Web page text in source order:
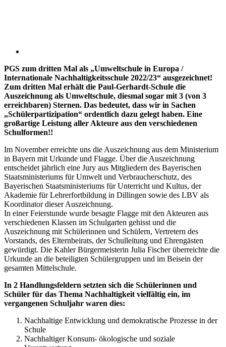
PGS zum dritten Mal als „Umweltschule in Europa /
Internationale Nachhaltigkeitsschule 2022/23“ ausgezeichnet!
Zum dritten Mal erhält die Paul-Gerhardt-Schule die
Auszeichnung als Umweltschule, diesmal sogar mit 3 (von 3
erreichbaren) Sternen. Das bedeutet, dass wir in Sachen
„Schülerpartizipation“ ordentlich dazu gelegt haben. Eine
großartige Leistung aller Akteure aus den verschiedenen
Schulformen!!
Im November erreichte uns die Auszeichnung aus dem Ministerium
in Bayern mit Urkunde und Flagge. Über die Auszeichnung
entscheidet jährlich eine Jury aus Mitgliedern des Bayerischen
Staatsministeriums für Umwelt und Verbraucherschutz, des
Bayerischen Staatsministeriums für Unterricht und Kultus, der
Akademie für Lehrerfortbildung in Dillingen sowie des LBV als
Koordinator dieser Auszeichnung.
In einer Feierstunde wurde besagte Flagge mit den Akteuren aus
verschiedenen Klassen im Schulgarten gehisst und die
Auszeichnung mit Schülerinnen und Schülern, Vertretern des
Vorstands, des Elternbeirats, der Schulleitung und Ehrengästen
gewürdigt. Die Kahler Bürgermeisterin Julia Fischer überreichte die
Urkunde an die beteiligten Schülergruppen und im Beisein der
gesamten Mittelschule.
In 2 Handlungsfeldern setzten sich die Schülerinnen und
Schüler für das Thema Nachhaltigkeit vielfältig ein, im
vergangenen Schuljahr waren dies:
Nachhaltige Entwicklung und demokratische Prozesse in der
Schule
Nachhaltiger Konsum- ökologische und soziale